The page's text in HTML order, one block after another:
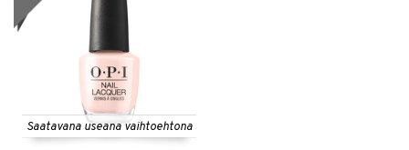
Saatavana useana vaihtoehtona